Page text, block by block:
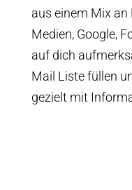
aus einem Mix
Medien, Google,
auf dich
Mail Liste füllen
gezielt mit